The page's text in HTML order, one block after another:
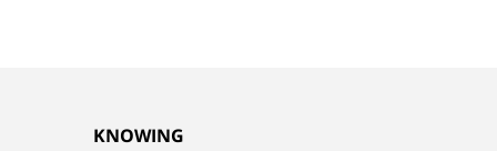
KNOWING